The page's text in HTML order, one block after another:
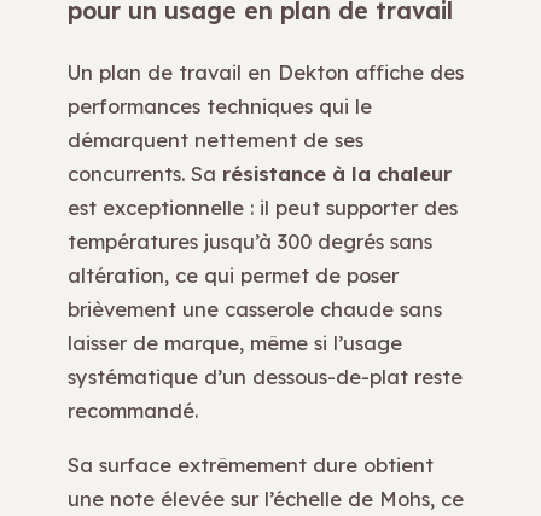
pour un usage en plan de travail
Un plan de travail en Dekton affiche des
performances techniques qui le
démarquent nettement de ses
concurrents. Sa résistance à la chaleur
est exceptionnelle : il peut supporter des
températures jusqu’à 300 degrés sans
altération, ce qui permet de poser
brièvement une casserole chaude sans
laisser de marque, même si l’usage
systématique d’un dessous-de-plat reste
recommandé.
Sa surface extrêmement dure obtient
une note élevée sur l’échelle de Mohs, ce